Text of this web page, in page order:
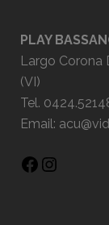
PLAY
Largo Corona
(VI)
Tel.
Email: